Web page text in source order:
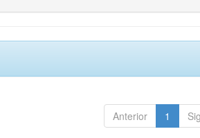
Anterior 1